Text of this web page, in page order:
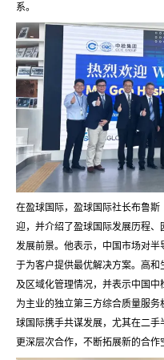
系。
在盈球国际，盈球国际社长布鲁
迎，并介绍了盈球国际发展历程
发展前景。他表示，中国市场对
于为客户提供最优解决方案。高
及区域化管理情况，并表示中国中
为主业的独立第三方综合质量服
球国际携手共谋发展，尤其在二
更深层次合作，不断拓展新的合作